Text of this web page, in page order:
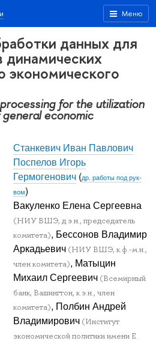
Меню
данных для
динамических
экономического
for the utilization
economic
Станкевич Иван Павлович
Поспелов Игорь
Гермогенович (др. работы под рук-
вом)
Вакуленко Елена Сергеевна
(НИУ ВШЭ, д.э.н., председатель
комитета), Бессонов Владимир
Аркадьевич (НИУ ВШЭ, к.ф.-м.н.,
член комитета), Матыцин
Михаил Сергеевич (Всемирный
банк, Вашингтон, к.э.н., член
комитета), Полбин Андрей
Владимирович (Институт
экономической политики имени Е.